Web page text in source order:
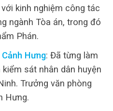
kinh nghiệm công tác
ngành Tòa án, trong đó
Phán.
Hưng: Đã từng làm
sát nhân dân huyện
Trưởng văn phòng
Hưng.